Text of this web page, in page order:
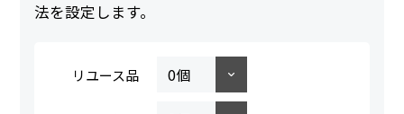
法を設定します。
リユース品